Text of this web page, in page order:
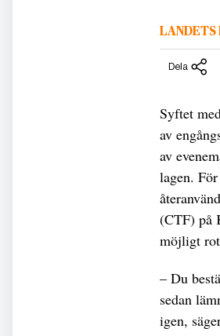
LANDETS
Dela
Syftet
av
av
lagen.
(CTF) på
möjligt
– Du
sedan
igen,